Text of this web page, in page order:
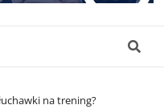
na trening?